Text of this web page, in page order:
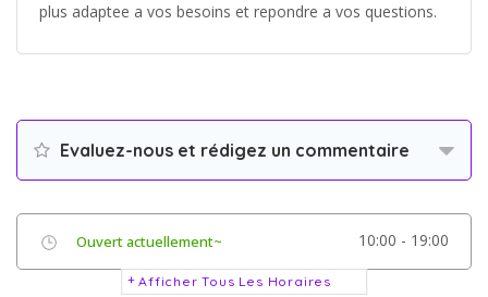
plus adaptee a vos besoins et repondre a vos questions.
Evaluez-nous et rédigez un commentaire
Ouvert actuellement~ 10:00 - 19:00
Afficher Tous Les Horaires